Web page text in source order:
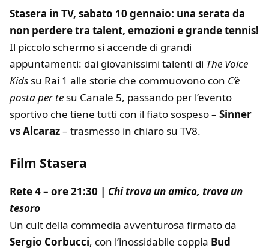
Stasera in TV, sabato 10 gennaio: una serata da
non perdere tra talent, emozioni e grande tennis!
Il piccolo schermo si accende di grandi
appuntamenti: dai giovanissimi talenti di The Voice
Kids su Rai 1 alle storie che commuovono con C’è
posta per te su Canale 5, passando per l’evento
sportivo che tiene tutti con il fiato sospeso – Sinner
vs Alcaraz– trasmesso in chiaro su TV8.
Film Stasera
Rete 4 – ore 21:30 | Chi trova un amico, trova un
tesoro
Un cult della commedia avventurosa firmato da
Sergio Corbucci, con l’inossidabile coppia Bud